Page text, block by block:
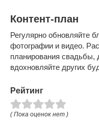
Контент-план
Регулярно обновляйте
фотографии и видео.
планирования свадьбы,
вдохновляйте других
Рейтинг
( Пока оценок нет )